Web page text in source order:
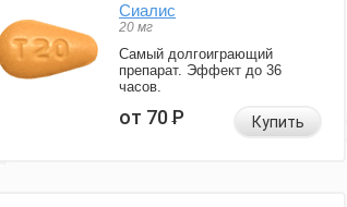
Сиалис
20 мг
Самый долгоиграющий
препарат. Эффект до 36
часов.
от 70Р Купить